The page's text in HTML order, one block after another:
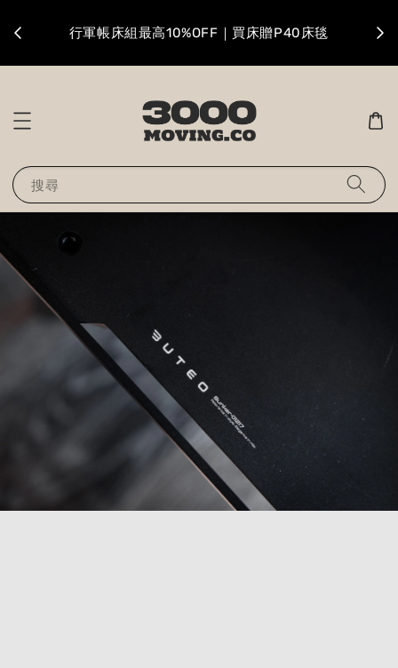
行軍帳床組最高10%OFF｜買床贈P40床毯
搜尋